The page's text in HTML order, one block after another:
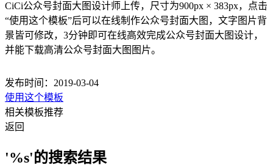
CiCi公众号封面大图设计师上传，尺寸为900px × 383px，点击
“使用这个模板”后可以在线制作公众号封面大图，文字图片背
景皆可修改，3分钟即可在线高效完成公众号封面大图设计，
并能下载高清公众号封面大图图片。
发布时间：2019-03-04
使用这个模板
相关模板推荐
返回
'%s'的搜索结果